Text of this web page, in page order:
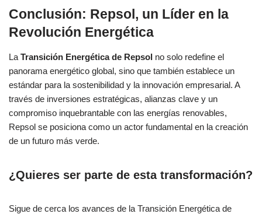
Conclusión: Repsol, un Líder en la
Revolución Energética
La Transición Energética de Repsol no solo redefine el
panorama energético global, sino que también establece un
estándar para la sostenibilidad y la innovación empresarial. A
través de inversiones estratégicas, alianzas clave y un
compromiso inquebrantable con las energías renovables,
Repsol se posiciona como un actor fundamental en la creación
de un futuro más verde.
¿Quieres ser parte de esta transformación?
Sigue de cerca los avances de la Transición Energética de